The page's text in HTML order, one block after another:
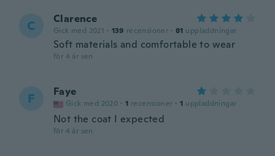
C Clarence
Gick med 2021 · 139 recensioner · 81 uppladdningar
Soft materials and comfortable to wear
för 4 år sen
F Faye
Gick med 2020 · 1 recensioner · 1 uppladdningar
Not the coat I expected
för 4 år sen